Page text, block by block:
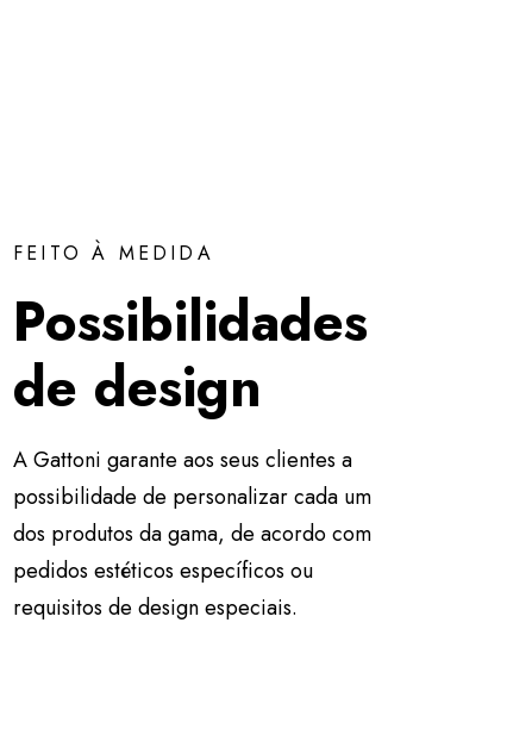
FEITO À MEDIDA
Possibilidades
de design
A Gattoni garante aos seus clientes a
possibilidade de personalizar cada um
dos produtos da gama, de acordo com
pedidos estéticos específicos ou
requisitos de design especiais.